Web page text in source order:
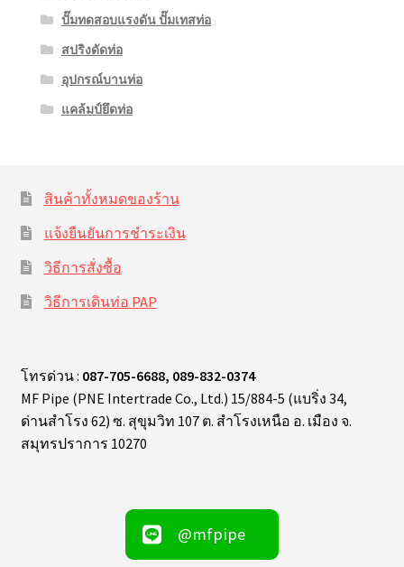
ปั๊มทดสอบแรงดัน ปั๊มเทสท่อ
สปริงดัดท่อ
อุปกรณ์บานท่อ
แคล้มป์ยึดท่อ
สินค้าทั้งหมดของร้าน
แจ้งยืนยันการชำระเงิน
วิธีการสั่งซื้อ
วิธีการเดินท่อ PAP
โทรด่วน : 087-705-6688, 089-832-0374
MF Pipe (PNE Intertrade Co., Ltd.) 15/884-5 (แบริ่ง 34,
ด่านสำโรง 62) ซ. สุขุมวิท 107 ต. สำโรงเหนือ อ. เมือง จ.
สมุทรปราการ 10270
@mfpipe